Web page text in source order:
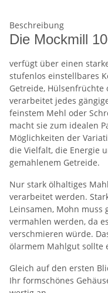
Beschreibung
Die Mockmill
verfügt über einen
stufenlos einstellbares
Getreide, Hülsenfrüchte
verarbeitet jedes
feinstem Mehl oder
macht sie zum idealen
Möglichkeiten der
die Vielfalt, die Energie
gemahlenem Getreide.
Nur stark ölhaltiges
verarbeitet werden.
Leinsamen, Mohn
vermahlen werden, da
verschmieren würde.
ölarmem Mahlgut sollte
Gleich auf den ersten
Ihr formschönes